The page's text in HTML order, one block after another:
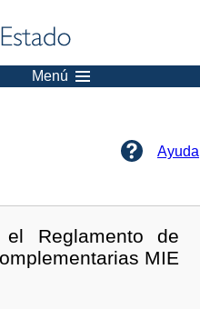
Menú
Ayuda
Reglamento de
MIE